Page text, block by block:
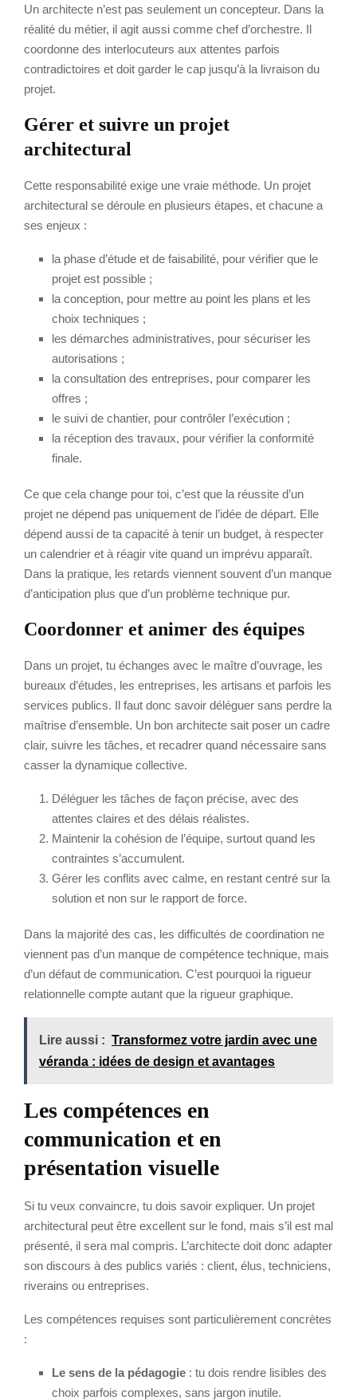
Un architecte n’est pas seulement un concepteur. Dans la
réalité du métier, il agit aussi comme chef d’orchestre. Il
coordonne des interlocuteurs aux attentes parfois
contradictoires et doit garder le cap jusqu’à la livraison du
projet.
Gérer et suivre un projet
architectural
Cette responsabilité exige une vraie méthode. Un projet
architectural se déroule en plusieurs étapes, et chacune a
ses enjeux :
la phase d’étude et de faisabilité, pour vérifier que le
projet est possible ;
la conception, pour mettre au point les plans et les
choix techniques ;
les démarches administratives, pour sécuriser les
autorisations ;
la consultation des entreprises, pour comparer les
offres ;
le suivi de chantier, pour contrôler l’exécution ;
la réception des travaux, pour vérifier la conformité
finale.
Ce que cela change pour toi, c’est que la réussite d’un
projet ne dépend pas uniquement de l’idée de départ. Elle
dépend aussi de ta capacité à tenir un budget, à respecter
un calendrier et à réagir vite quand un imprévu apparaît.
Dans la pratique, les retards viennent souvent d’un manque
d’anticipation plus que d’un problème technique pur.
Coordonner et animer des équipes
Dans un projet, tu échanges avec le maître d’ouvrage, les
bureaux d’études, les entreprises, les artisans et parfois les
services publics. Il faut donc savoir déléguer sans perdre la
maîtrise d’ensemble. Un bon architecte sait poser un cadre
clair, suivre les tâches, et recadrer quand nécessaire sans
casser la dynamique collective.
Déléguer les tâches de façon précise, avec des
attentes claires et des délais réalistes.
Maintenir la cohésion de l’équipe, surtout quand les
contraintes s’accumulent.
Gérer les conflits avec calme, en restant centré sur la
solution et non sur le rapport de force.
Dans la majorité des cas, les difficultés de coordination ne
viennent pas d’un manque de compétence technique, mais
d’un défaut de communication. C’est pourquoi la rigueur
relationnelle compte autant que la rigueur graphique.
Lire aussi : Transformez votre jardin avec une
véranda : idées de design et avantages
Les compétences en
communication et en
présentation visuelle
Si tu veux convaincre, tu dois savoir expliquer. Un projet
architectural peut être excellent sur le fond, mais s’il est mal
présenté, il sera mal compris. L’architecte doit donc adapter
son discours à des publics variés : client, élus, techniciens,
riverains ou entreprises.
Les compétences requises sont particulièrement concrètes
:
Le sens de la pédagogie : tu dois rendre lisibles des
choix parfois complexes, sans jargon inutile.